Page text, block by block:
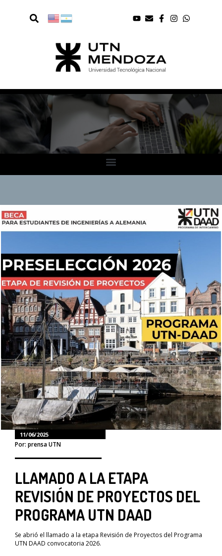
11/06/2025
Por: prensa UTN
LLAMADO A LA ETAPA
REVISIÓN DE PROYECTOS DEL
PROGRAMA UTN DAAD
Se abrió el llamado a la etapa Revisión de Proyectos del Programa
UTN DAAD convocatoria 2026.